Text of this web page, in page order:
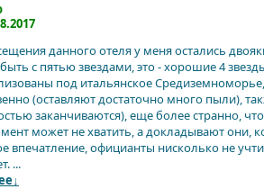
данного отеля у меня остались
с пятью звездами, это - хорошие 4
под итальянское
(оставляют достаточно много пыли),
заканчиваются), еще более странно,
может не хватить, а докладывают они,
впечатление, официанты нисколько не
...